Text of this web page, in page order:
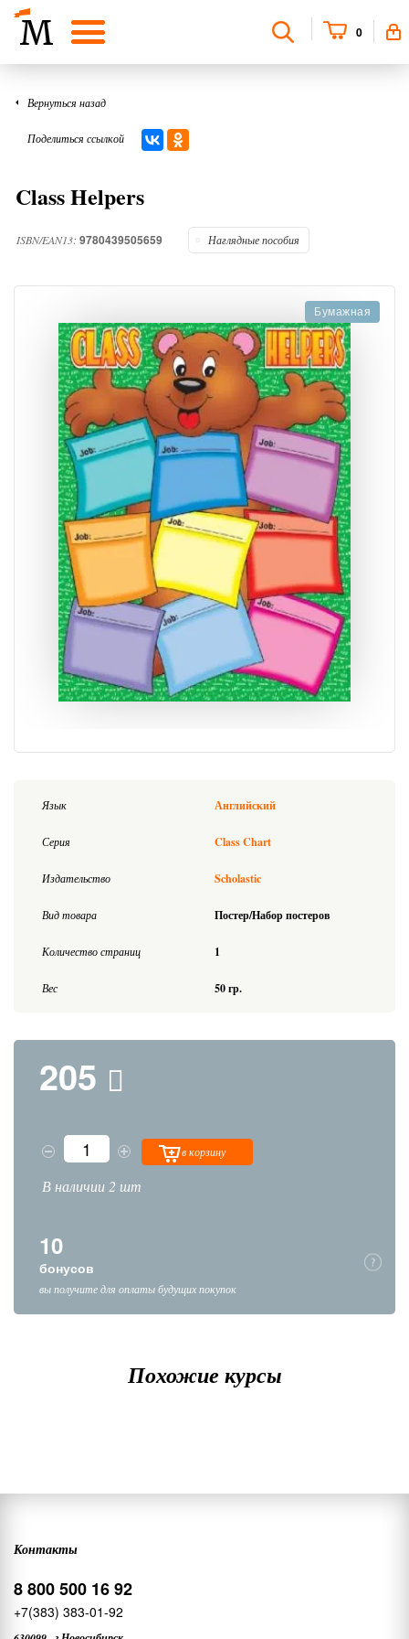
0
Вернуться назад
Поделиться ссылкой
Class Helpers
ISBN/EAN13: 9780439505659 Наглядные пособия
Бумажная
Язык Английский
Серия Class Chart
Издательство Scholastic
Вид товара Постер/Набор постеров
Количество страниц 1
Вес 50 гр.
205
в корзину
В наличии 2 шт
10
бонусов
вы получите для оплаты будущих покупок
Похожие курсы
Контакты
8 800 500 16 92
+7(383) 383-01-92